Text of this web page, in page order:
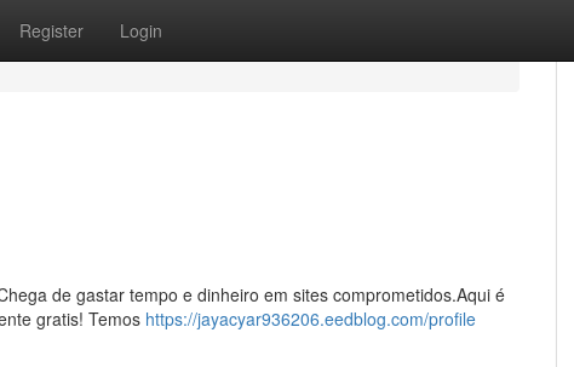
Register Login
de gastar tempo e dinheiro em sites comprometidos.Aqui é
gratis! Temos https://jayacyar936206.eedblog.com/profile